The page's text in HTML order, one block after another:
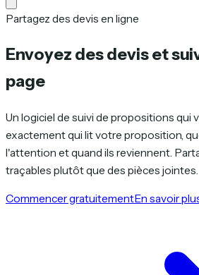
Partagez des devis en ligne
Envoyez des devis et
page
Un logiciel de suivi de propositions qui
exactement qui lit votre proposition,
l'attention et quand ils reviennent.
traçables plutôt que des pièces jointes.
Commencer gratuitementEn savoir